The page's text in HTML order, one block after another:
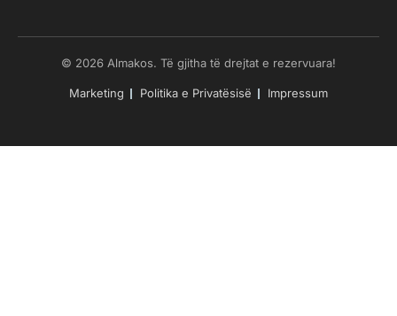
© 2026 Almakos. Të gjitha të drejtat e rezervuara!
Marketing Politika e Privatësisë Impressum